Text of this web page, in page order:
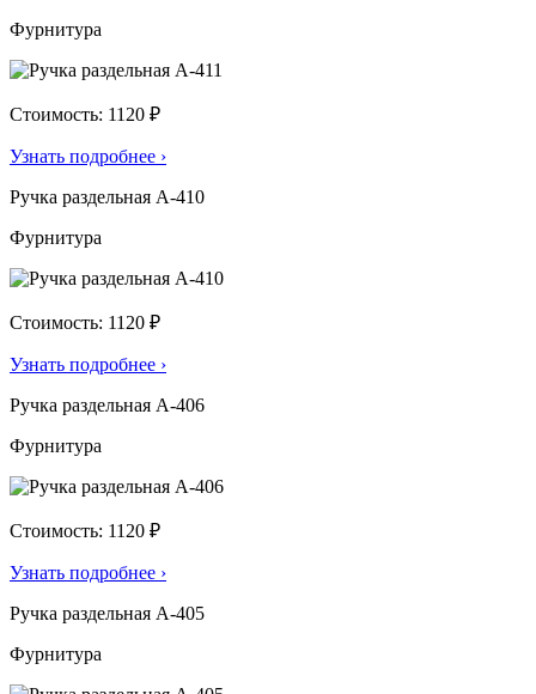
Фурнитура
Стоимость: 1120 ₽
Узнать подробнее ›
Ручка раздельная А-410
Фурнитура
Стоимость: 1120 ₽
Узнать подробнее ›
Ручка раздельная А-406
Фурнитура
Стоимость: 1120 ₽
Узнать подробнее ›
Ручка раздельная А-405
Фурнитура